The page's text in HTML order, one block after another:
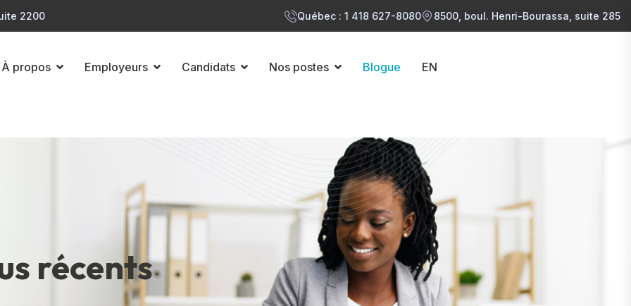
2200 Québec : 1 418 627-8080 8500, boul. Henri-Bourassa, suite 285
À propos Employeurs Candidats Nos postes Blogue EN
récents